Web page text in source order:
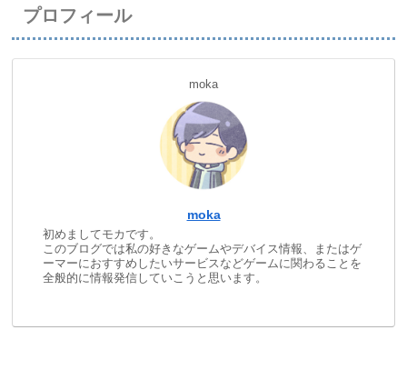
プロフィール
moka
moka
初めましてモカです。
このブログでは私の好きなゲームやデバイス情報、またはゲ
ーマーにおすすめしたいサービスなどゲームに関わることを
全般的に情報発信していこうと思います。